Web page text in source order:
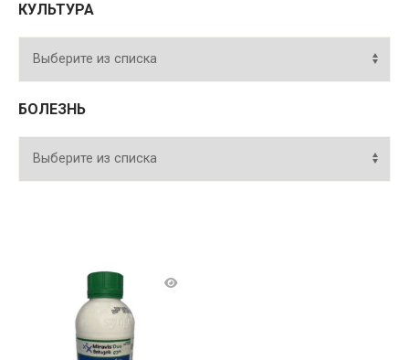
КУЛЬТУРА
БОЛЕЗНЬ